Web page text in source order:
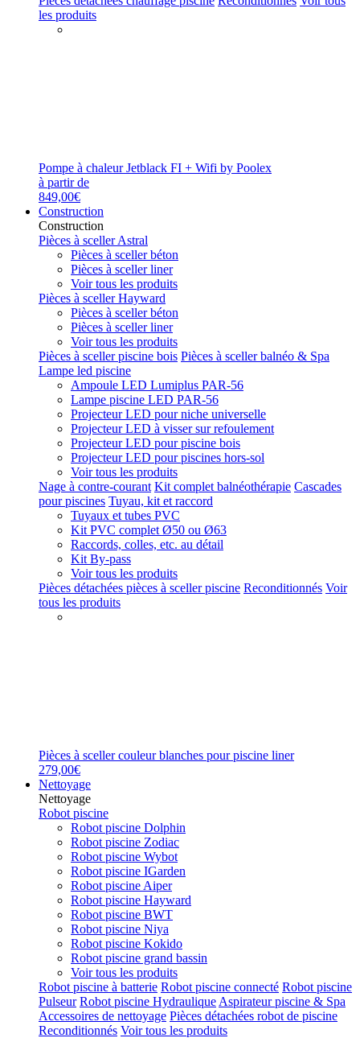
les produits
Pompe à chaleur Jetblack FI + Wifi by Poolex
à partir de
849,00€
Construction
Construction
Pièces à sceller Astral
Pièces à sceller béton
Pièces à sceller liner
Voir tous les produits
Pièces à sceller Hayward
Pièces à sceller béton
Pièces à sceller liner
Voir tous les produits
Pièces à sceller piscine bois Pièces à sceller balnéo & Spa
Lampe led piscine
Ampoule LED Lumiplus PAR-56
Lampe piscine LED PAR-56
Projecteur LED pour niche universelle
Projecteur LED à visser sur refoulement
Projecteur LED pour piscine bois
Projecteur LED pour piscines hors-sol
Voir tous les produits
Nage à contre-courant Kit complet balnéothérapie Cascades
pour piscines Tuyau, kit et raccord
Tuyaux et tubes PVC
Kit PVC complet Ø50 ou Ø63
Raccords, colles, etc. au détail
Kit By-pass
Voir tous les produits
Pièces détachées pièces à sceller piscine Reconditionnés Voir
tous les produits
Pièces à sceller couleur blanches pour piscine liner
279,00€
Nettoyage
Nettoyage
Robot piscine
Robot piscine Dolphin
Robot piscine Zodiac
Robot piscine Wybot
Robot piscine IGarden
Robot piscine Aiper
Robot piscine Hayward
Robot piscine BWT
Robot piscine Niya
Robot piscine Kokido
Robot piscine grand bassin
Voir tous les produits
Robot piscine à batterie Robot piscine connecté Robot piscine
Pulseur Robot piscine Hydraulique Aspirateur piscine & Spa
Accessoires de nettoyage Pièces détachées robot de piscine
Reconditionnés Voir tous les produits